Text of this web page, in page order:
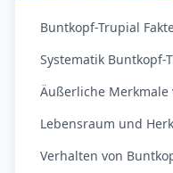
Buntkopf-Trupial
Systematik Buntkopf-
Äußerliche
Lebensraum und
Verhalten von